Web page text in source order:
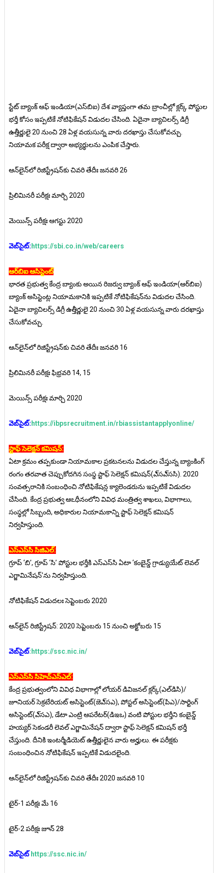
స్టేట్‌ బ్యాంక్‌ ఆఫ్‌ ఇండియా(ఎస్‌బిఐ) దేశ వ్యాప్తంగా తమ బ్రాంచీల్లో క్లర్క్‌ పోస్టుల
భర్తీ కోసం ఇప్పటికే నోటిఫికేషన్‌ విడుదల చేసింది. ఏదైనా బ్యాచిలర్స్‌ డిగ్రీ
ఉత్తీర్ణులై 20 నుంచి 28 ఏళ్ల వయసున్న వారు దరఖాస్తు చేసుకోవచ్చు.
నియామక పరీక్ష ద్వారా అభ్యర్థులను ఎంపిక చేస్తారు.
ఆన్‌లైన్‌లో రిజిస్ట్రేషన్‌కు చివరి తేదీః జనవరి 26
ప్రిలిమినరీ పరీక్షః మార్చి 2020
మెయిన్స్‌ పరీక్షః ఆగస్టు 2020
వెబ్‌సైట్‌: https://sbi.co.in/web/careers
ఆర్‌బిఐ ఆసిస్టెంట్‌
భారత ప్రభుత్వ కేంద్ర బ్యాంకు అయిన రిజర్వు బ్యాంక్‌ ఆఫ్‌ ఇండియా(ఆర్‌బిఐ)
బ్యాంక్‌ అసిస్టెంట్ల నియామకానికి ఇప్పటికే నోటిఫికేషన్‌ను విడుదల చేసింది.
ఏదైనా బ్యాచిలర్స్‌ డిగ్రీ ఉత్తీర్ణులై 20 నుంచి 30 ఏళ్ల వయసున్న వారు దరఖాస్తు
చేసుకోవచ్చు.
ఆన్‌లైన్‌లో రిజిస్ట్రేషన్‌కు చివరి తేదీః జనవరి 16
ప్రిలిమినరీ పరీక్షః ఫిభ్రవరి 14, 15
మెయిన్స్‌ పరీక్షః మార్చి 2020
వెబ్‌సైట్‌: https://ibpsrecruitment.in/rbiassistantapplyonline/
స్టాఫ్‌ సెలెక్షన్‌ కమిషన్‌:
ఏటా క్రమం తప్పకుండా నియామకాల ప్రకటనలను విడుదల చేస్తున్న బ్యాంకింగ్‌
రంగం తరవాత చెప్పుకోదగిన సంస్థ స్టాఫ్‌ సెలెక్షన్‌ కమిషన్‌(ఎ్‌సఎ్‌ససి). 2020
సంవత్సరానికి సంబంధించి నోటిఫికేషన్ల క్యాలెండరును ఇప్పటికే విడుదల
చేసింది. కేంద్ర ప్రభుత్వ ఆఽధీనంలోని వివిధ మంత్రిత్వ శాఖలు, విభాగాలు,
సంస్థల్లో సిబ్బంది, అధికారుల నియామకాన్ని స్టాఫ్‌ సెలెక్షన్‌ కమిషన్‌
నిర్వహిస్తుంది.
ఎస్‌ఎస్‌సి సిజిఎల్‌:
గ్రూప్‌ ‘బి’, గ్రూప్‌ ‘సి’ పోస్టుల భర్తీకి ఎస్‌ఎస్‌సి ఏటా ‘కంబైన్డ్‌ గ్రాడ్యుయేట్‌ లెవల్‌
ఎగ్జామినేషన్‌’ను నిర్వహిస్తుంది.
నోటిఫికేషన్‌ విడుదలః సెప్టెంబరు 2020
ఆన్‌లైన్‌ రిజిస్ట్రేషన్‌: 2020 సెప్టెంబరు 15 నుంచి అక్టోబరు 15
వెబ్‌సైట్‌:https://ssc.nic.in/
ఎస్‌ఎస్‌సి సిహెచ్‌ఎస్ఎల్:
కేంద్ర ప్రభుత్వంలోని వివిధ విభాగాల్లో లోయర్‌ డివిజనల్‌ క్లర్క్‌(ఎల్‌డిసి)/
జూనియర్‌ సెక్రటేరియట్‌ అసిస్టెంట్‌(జెఎ్‌సఎ), పోస్టల్‌ అసిస్టెంట్‌(పిఎ)/సార్టింగ్‌
అసిస్టెంట్‌(ఎ్‌సఎ), డేటా ఎంట్రి ఆపరేటర్‌(డిఇఒ) వంటి పోస్టుల భర్తీని కంబైన్డ్‌
హయ్యర్‌ సెకండరీ లెవల్‌ ఎగ్జామినేషన్‌ ద్వారా స్టాఫ్‌ సెలెక్షన్‌ కమిషన్‌ భర్తీ
చేస్తుంది. దీనికి ఇంటర్మీడియెట్‌ ఉత్తీర్ణులైన వారు అర్హులు. ఈ పరీక్షకు
సంబంధించిన నోటిఫికేషన్‌ ఇప్పటికే విడుదలైంది.
ఆన్‌లైన్‌లో రిజిస్ట్రేషన్‌కు చివరి తేదీః 2020 జనవరి 10
టైర్‌-1 పరీక్షః మే 16
టైర్‌-2 పరీక్షః జూన్‌ 28
వెబ్‌సైట్‌https://ssc.nic.in/